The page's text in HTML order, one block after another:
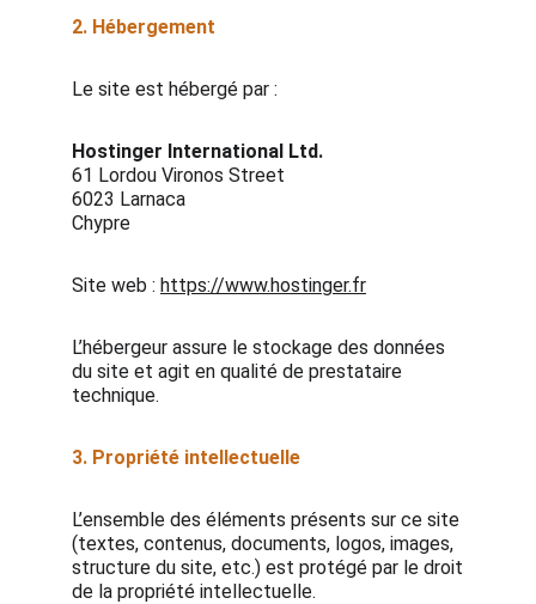
2. Hébergement
Le site est hébergé par :
Hostinger International Ltd.
61 Lordou Vironos Street
6023 Larnaca
Chypre
Site web : https://www.hostinger.fr
L’hébergeur assure le stockage des données
du site et agit en qualité de prestataire
technique.
3. Propriété intellectuelle
L’ensemble des éléments présents sur ce site
(textes, contenus, documents, logos, images,
structure du site, etc.) est protégé par le droit
de la propriété intellectuelle.